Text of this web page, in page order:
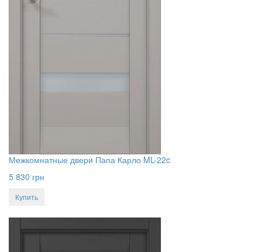
Межкомнатные двери Папа Карло ML-22c
5 830 грн
Купить